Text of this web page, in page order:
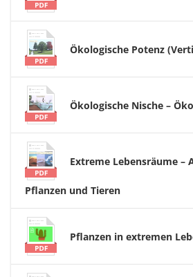
Ökologische Potenz
Ökologische Nische –
Extreme Lebensräume –
Pflanzen und Tieren
Pflanzen in extremen